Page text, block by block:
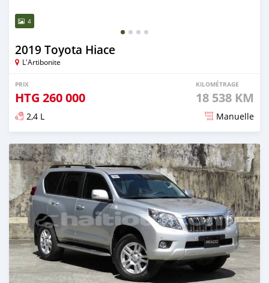
4
2019 Toyota Hiace
L'Artibonite
PRIX
HTG 260 000
KILOMÉTRAGE
18 538 KM
2,4 L Manuelle
Publié il y a 3 mois